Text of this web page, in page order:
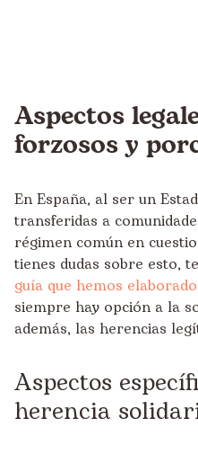
Aspectos
forzosos y
En España, al ser un
transferidas a
régimen común en
tienes dudas sobre esto,
guía que hemos elaborado
siempre hay opción a la
además, las herencias
Aspectos
herencia